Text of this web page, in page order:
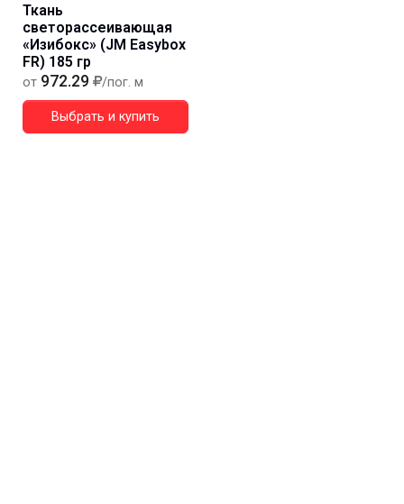
Ткань
светорассеивающая
«Изибокс» (JM Easybox
FR) 185 гр
от 972.29 /пог. м
Выбрать и купить